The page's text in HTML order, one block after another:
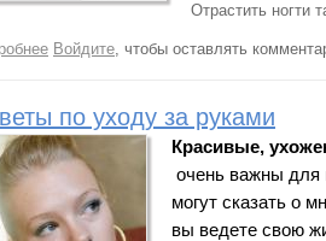
Отрастить ногти
о Обладатели самых длинных ногтей
Войдите, чтобы оставлять
по уходу за руками
Красивые,
очень важны
могут сказать о
вы ведете свою